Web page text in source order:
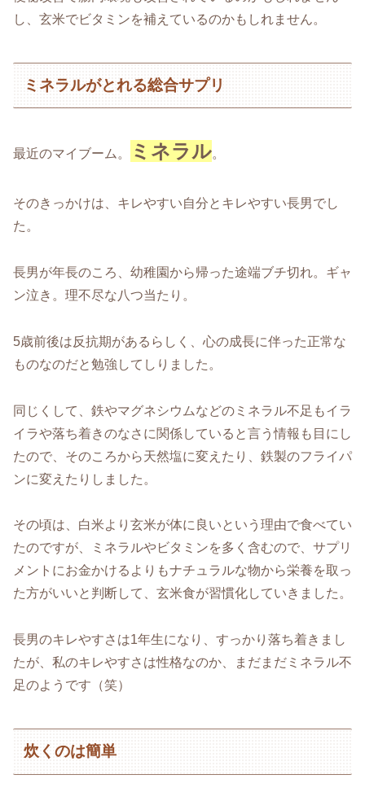
し、玄米でビタミンを補えているのかもしれません。
ミネラルがとれる総合サプリ
最近のマイブーム。 ミネラル。
そのきっかけは、キレやすい自分とキレやすい長男でし
た。
長男が年長のころ、幼稚園から帰った途端ブチ切れ。ギャ
ン泣き。理不尽な八つ当たり。
5歳前後は反抗期があるらしく、心の成長に伴った正常な
ものなのだと勉強してしりました。
同じくして、鉄やマグネシウムなどのミネラル不足もイラ
イラや落ち着きのなさに関係していると言う情報も目にし
たので、そのころから天然塩に変えたり、鉄製のフライパ
ンに変えたりしました。
その頃は、白米より玄米が体に良いという理由で食べてい
たのですが、ミネラルやビタミンを多く含むので、サプリ
メントにお金かけるよりもナチュラルな物から栄養を取っ
た方がいいと判断して、玄米食が習慣化していきました。
長男のキレやすさは1年生になり、すっかり落ち着きまし
たが、私のキレやすさは性格なのか、まだまだミネラル不
足のようです（笑）
炊くのは簡単